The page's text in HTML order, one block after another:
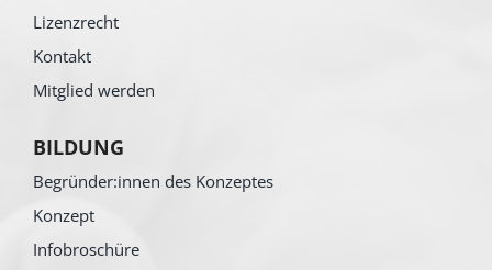
Lizenzrecht
Kontakt
Mitglied werden
BILDUNG
Begründer:innen des Konzeptes
Konzept
Infobroschüre